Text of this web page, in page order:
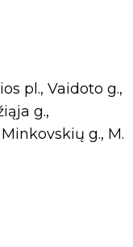
pl., Vaidoto g.,
g.,
g., M.